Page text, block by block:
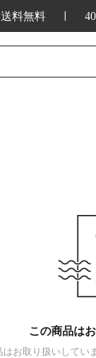
料無料
この商品は
はお取り扱いしてい